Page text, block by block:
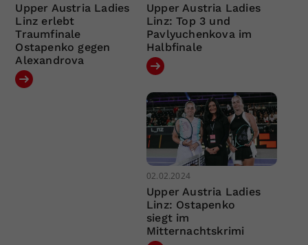
Upper Austria Ladies
Linz erlebt
Traumfinale
Ostapenko gegen
Alexandrova
Upper Austria Ladies
Linz: Top 3 und
Pavlyuchenkova im
Halbfinale
02.02.2024
Upper Austria Ladies
Linz: Ostapenko
siegt im
Mitternachtskrimi